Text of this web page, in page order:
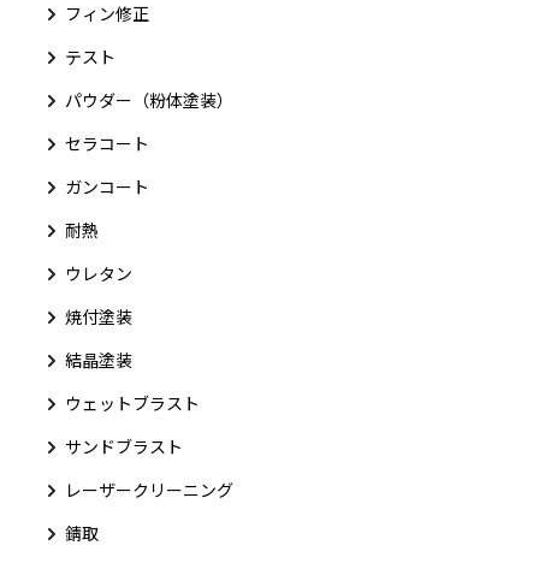
フィン修正
テスト
パウダー（粉体塗装）
セラコート
ガンコート
耐熱
ウレタン
焼付塗装
結晶塗装
ウェットブラスト
サンドブラスト
レーザークリーニング
錆取